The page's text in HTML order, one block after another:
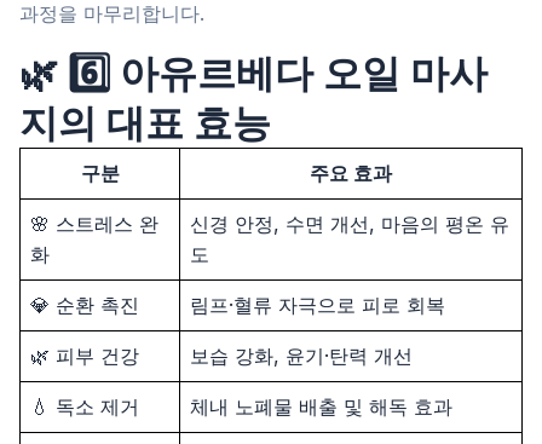
과정을 마무리합니다.
🌿 6️⃣ 아유르베다 오일 마사
지의 대표 효능
구분 주요 효과
🌸 스트레스 완
화
신경 안정, 수면 개선, 마음의 평온 유
도
💎 순환 촉진 림프·혈류 자극으로 피로 회복
🌿 피부 건강 보습 강화, 윤기·탄력 개선
💧 독소 제거 체내 노폐물 배출 및 해독 효과